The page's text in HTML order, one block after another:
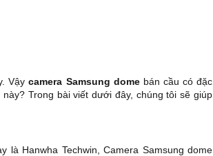
Vậycamera Samsung domebán cầu có đặc
Trong bài viết dưới đây, chúng tôi sẽ giúp
là Hanwha Techwin, Camera Samsung dome